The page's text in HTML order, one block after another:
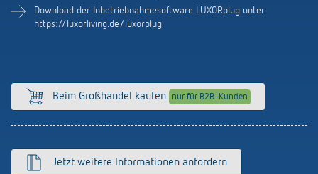
Historie
Anfrageformular
Download der Inbetriebnahmesoftware LUXORplug unter
https://luxorliving.de/luxorplug
Beim Großhandel kaufen nur für B2B-Kunden
Jetzt weitere Informationen anfordern